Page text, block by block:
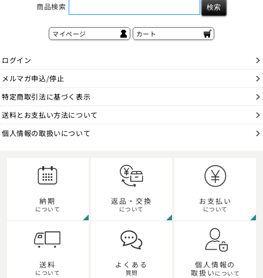
商品検索
マイページ カート
ログイン
メルマガ申込/停止
特定商取引法に基づく表示
送料とお支払い方法について
個人情報の取扱いについて
納期
について
返品・交換
について
お支払い
について
送料
について
よくある
質問
個人情報の
取扱い について